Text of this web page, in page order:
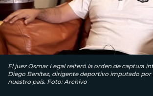
El juez Osmar Legal reiteró la orden de captura
Diego Benítez, dirigente deportivo imputado
nuestro país. Foto: Archivo